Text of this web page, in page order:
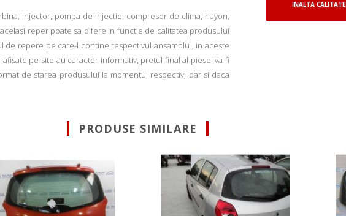
injector, pompa de injectie, compresor de clima, hayon,
reper poate sa difere in functie de calitatea produsului
de repere pe care-l contine respectivul ansamblu , in aceste
pe site au caracter informativ, pretul final al piesei va fi
de starea produsului la momentul respectiv, dar si daca
INALTA CALITATE
PRODUSE SIMILARE